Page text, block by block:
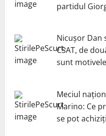
partidul
Nicuşor Dan
CSAT, de
sunt
Meciul
Marino: Ce
se pot